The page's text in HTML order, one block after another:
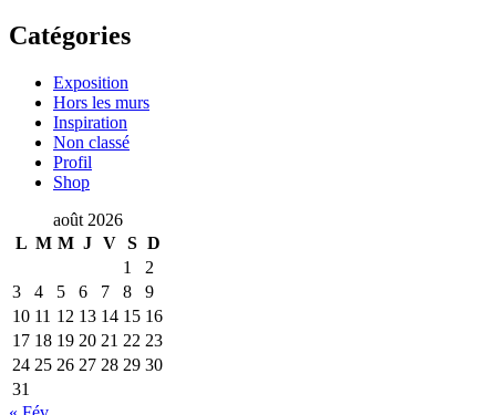
Catégories
Exposition
Hors les murs
Inspiration
Non classé
Profil
Shop
août 2026
L M M J V S D
1
2
3
4 5 6 7 8
9
10 11 12 13 14 15 16
17 18 19 20 21 22 23
24 25 26 27 28 29 30
31